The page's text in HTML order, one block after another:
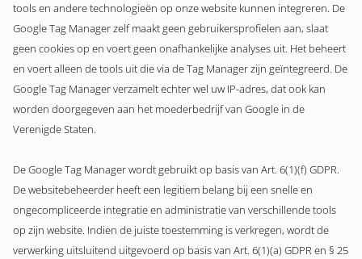
tools en andere technologieën op onze website kunnen integreren. De
Google Tag Manager zelf maakt geen gebruikersprofielen aan, slaat
geen cookies op en voert geen onafhankelijke analyses uit. Het beheert
en voert alleen de tools uit die via de Tag Manager zijn geïntegreerd. De
Google Tag Manager verzamelt echter wel uw IP-adres, dat ook kan
worden doorgegeven aan het moederbedrijf van Google in de
Verenigde Staten.
De Google Tag Manager wordt gebruikt op basis van Art. 6(1)(f) GDPR.
De websitebeheerder heeft een legitiem belang bij een snelle en
ongecompliceerde integratie en administratie van verschillende tools
op zijn website. Indien de juiste toestemming is verkregen, wordt de
verwerking uitsluitend uitgevoerd op basis van Art. 6(1)(a) GDPR en § 25